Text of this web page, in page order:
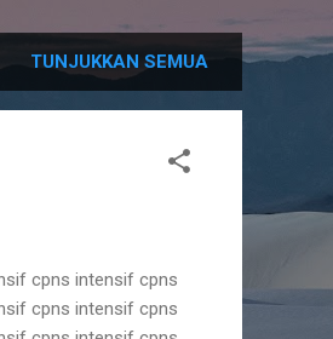
TUNJUKKAN SEMUA
cpns intensif cpns
cpns intensif cpns